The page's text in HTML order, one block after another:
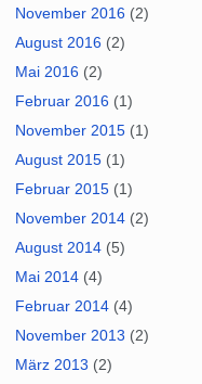
November 2016 (2)
August 2016 (2)
Mai 2016 (2)
Februar 2016 (1)
November 2015 (1)
August 2015 (1)
Februar 2015 (1)
November 2014 (2)
August 2014 (5)
Mai 2014 (4)
Februar 2014 (4)
November 2013 (2)
März 2013 (2)